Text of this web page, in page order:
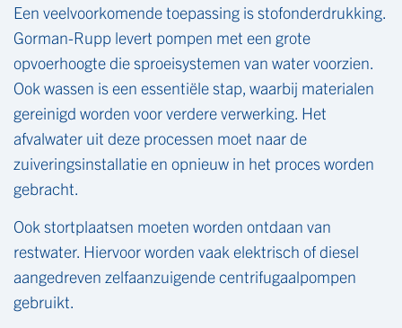
Een veelvoorkomende toepassing is stofonderdrukking.
Gorman-Rupp levert pompen met een grote
opvoerhoogte die sproeisystemen van water voorzien.
Ook wassen is een essentiële stap, waarbij materialen
gereinigd worden voor verdere verwerking. Het
afvalwater uit deze processen moet naar de
zuiveringsinstallatie en opnieuw in het proces worden
gebracht.
Ook stortplaatsen moeten worden ontdaan van
restwater. Hiervoor worden vaak elektrisch of diesel
aangedreven zelfaanzuigende centrifugaalpompen
gebruikt.